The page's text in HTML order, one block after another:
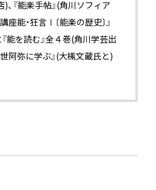
、『能楽手帖』(角川ソフィア
座能・狂言Ⅰ〔能楽の歴史〕』
能を読む』全４巻(角川学芸出
世阿弥に学ぶ』(大槻文蔵氏と)